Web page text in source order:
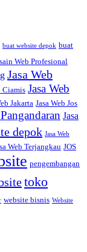
buat website depok buat
Web Profesional
Jasa Web
Ciamis Jasa Web
Jakarta Jasa Web Jos
Jasa
depok Jasa Web
Web Terjangkau JOS
pengembangan
toko
website bisnis Website